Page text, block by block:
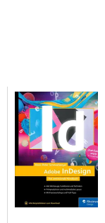
Sie glauben,
überraschend
Hände zu
an.
spielerisch ein
privat als auch